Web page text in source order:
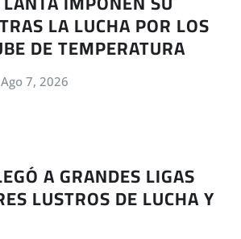
LA LUCHA POR LOS
DE TEMPERATURA
Ago 7, 2026
A GRANDES LIGAS
LUSTROS DE LUCHA Y